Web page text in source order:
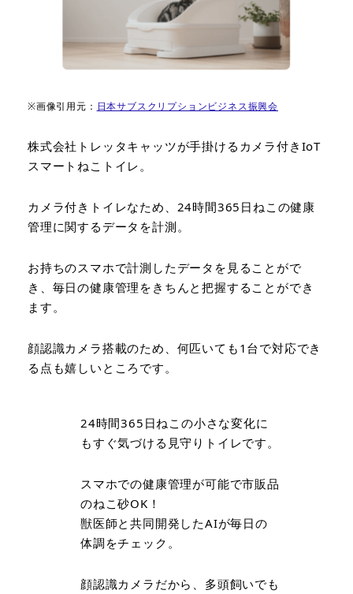
※画像引用元： 日本サブスクリプションビジネス振興会
株式会社トレッタキャッツが手掛けるカメラ付きIoT
スマートねこトイレ。
カメラ付きトイレなため、24時間365日ねこの健康
管理に関するデータを計測。
お持ちのスマホで計測したデータを見ることがで
き、毎日の健康管理をきちんと把握することができ
ます。
顔認識カメラ搭載のため、何匹いても1台で対応でき
る点も嬉しいところです。
24時間365日ねこの小さな変化に
もすぐ気づける見守りトイレです。
スマホでの健康管理が可能で市販品
のねこ砂OK！
獣医師と共同開発したAIが毎日の
体調をチェック。
顔認識カメラだから、多頭飼いでも